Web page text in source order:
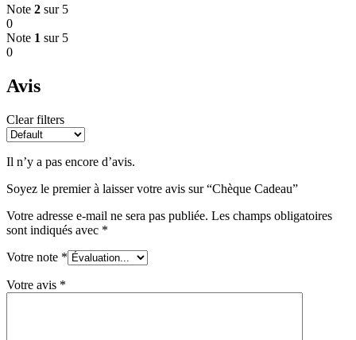
Note 2 sur 5
0
Note 1 sur 5
0
Avis
Clear filters
Il n’y a pas encore d’avis.
Soyez le premier à laisser votre avis sur “Chèque Cadeau”
Votre adresse e-mail ne sera pas publiée. Les champs obligatoires
sont indiqués avec *
Votre note *
Votre avis *